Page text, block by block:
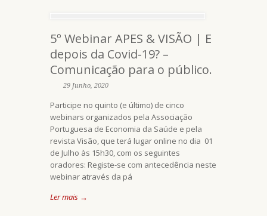
5º Webinar APES & VISÃO | E
depois da Covid-19? –
Comunicação para o público.
29 Junho, 2020
Participe no quinto (e último) de cinco
webinars organizados pela Associação
Portuguesa de Economia da Saúde e pela
revista Visão, que terá lugar online no dia 01
de Julho às 15h30, com os seguintes
oradores: Registe-se com antecedência neste
webinar através da pá
Ler mais →